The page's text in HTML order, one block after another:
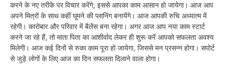
करने के नए तरीके पर विचार करेंगे, इससे आपका काम आसान हो जायेगा। आज आप
अपने मित्रों के साथ कहीं घूमने की प्लानिंग बनायेंगे। आज आपकी रुचि अध्यात्म में
रहेगी। कारोबार और परिवार में बैलेंस बना रहेगा। अगर आज आप नया काम स्टार्ट
करने जा रहे हैं, तो माता पिता का आशीर्वाद लेकर ही शुरू करें आपको सफलता अवश्य
मिलेगी। आज कई दिनों से रुका काम पूरा हो जायेगा, जिससे मन प्रसन्न होगा। सपोर्ट
से जुड़े लोगों के लिए आज का दिन सफलता दिलाने वाला होगा।